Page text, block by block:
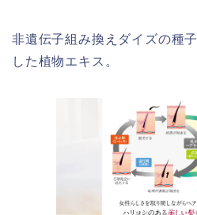
非遺伝子組み換えダイズの種
した植物エキス。